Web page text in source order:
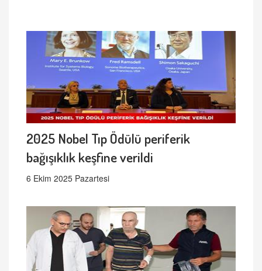
2025 Nobel Tıp Ödülü periferik
bağışıklık keşfine verildi
6 Ekim 2025 Pazartesi